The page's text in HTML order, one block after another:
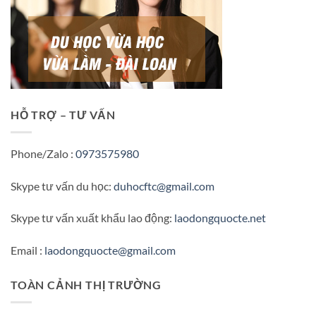
HỖ TRỢ – TƯ VẤN
Phone/Zalo : 0973575980
Skype tư vấn du học: duhocftc@gmail.com
Skype tư vấn xuất khẩu lao động: laodongquocte.net
Email : laodongquocte@gmail.com
TOÀN CẢNH THỊ TRƯỜNG